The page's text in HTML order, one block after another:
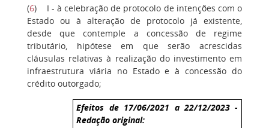
(6) I - à celebração de protocolo de intenções com o
Estado ou à alteração de protocolo já existente,
desde que contemple a concessão de regime
tributário, hipótese em que serão acrescidas
cláusulas relativas à realização do investimento em
infraestrutura viária no Estado e à concessão do
crédito outorgado;
Efeitos de 17/06/2021 a 22/12/2023 -
Redação original: